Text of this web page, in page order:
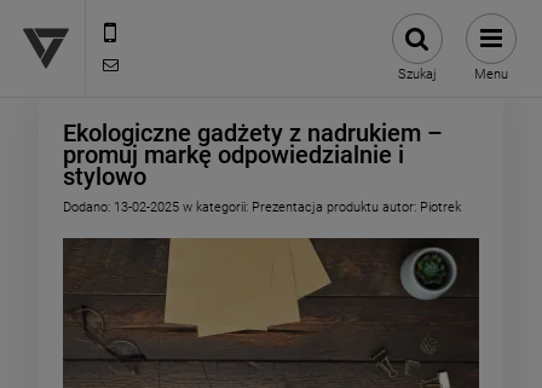
Szukaj Menu
Ekologiczne gadżety z nadrukiem –
promuj markę odpowiedzialnie i
stylowo
Dodano: 13-02-2025 w kategorii: Prezentacja produktu autor: Piotrek